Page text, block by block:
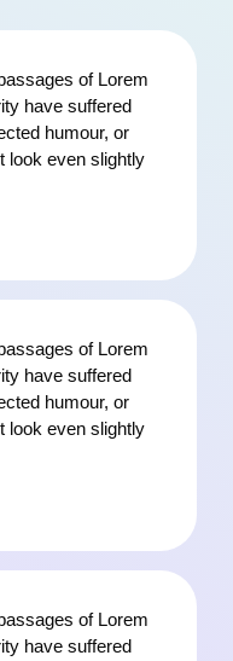
of Lorem
have suffered
humour, or
look even slightly
of Lorem
have suffered
humour, or
look even slightly
of Lorem
have suffered